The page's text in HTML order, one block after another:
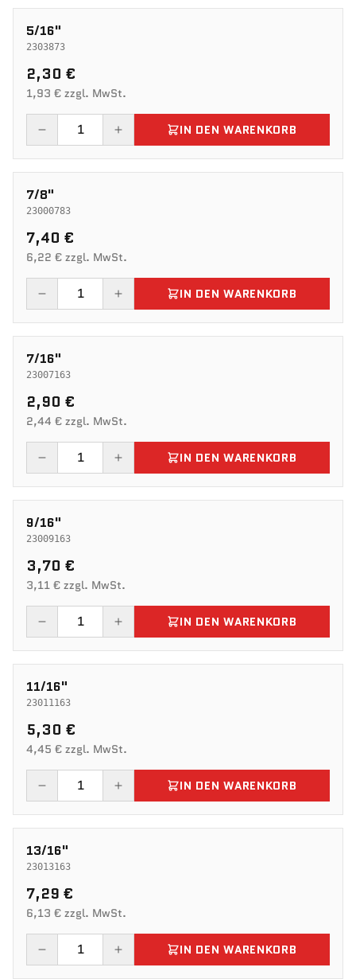
5/16"
2303873
2,30 €
1,93 € zzgl. MwSt.
IN DEN WARENKORB
7/8"
23000783
7,40 €
6,22 € zzgl. MwSt.
IN DEN WARENKORB
7/16"
23007163
2,90 €
2,44 € zzgl. MwSt.
IN DEN WARENKORB
9/16"
23009163
3,70 €
3,11 € zzgl. MwSt.
IN DEN WARENKORB
11/16"
23011163
5,30 €
4,45 € zzgl. MwSt.
IN DEN WARENKORB
13/16"
23013163
7,29 €
6,13 € zzgl. MwSt.
IN DEN WARENKORB